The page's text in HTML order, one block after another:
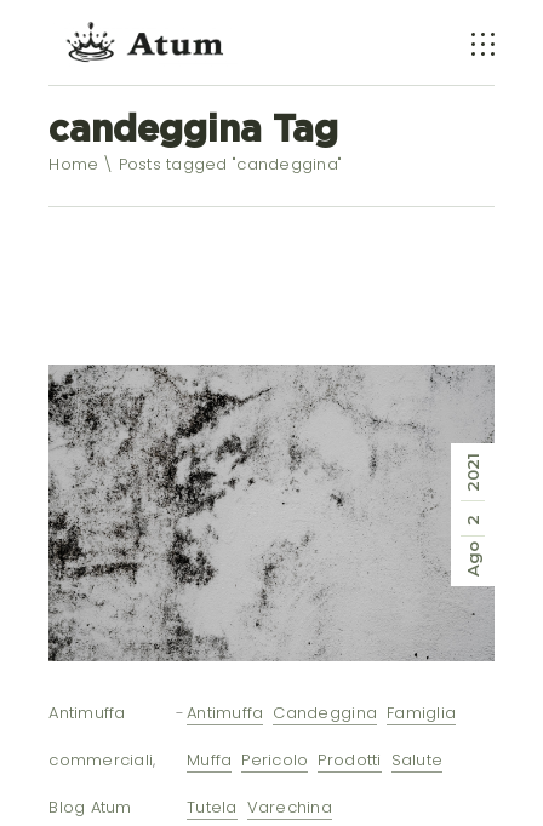
candeggina Tag
Home Posts tagged "candeggina"
Ago
2
2021
Antimuffa
commerciali,
Blog Atum
Antimuffa Candeggina Famiglia
Muffa Pericolo Prodotti Salute
Tutela Varechina